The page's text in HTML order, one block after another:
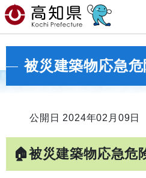
被災建築物応急
公開日 2024年02月09日
🏠被災建築物応急危